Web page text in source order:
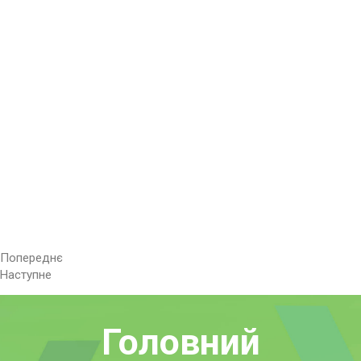
Попереднє
Наступне
Головний